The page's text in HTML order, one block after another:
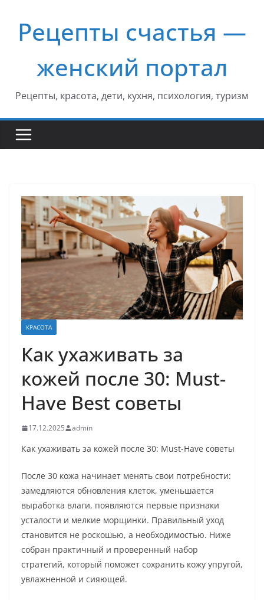
содержимому
Рецепты счастья —
женский портал
Рецепты, красота, дети, кухня, психология, туризм
КРАСОТА
Как ухаживать за
кожей после 30: Must-
Have Best советы
17.12.2025 admin
Как ухаживать за кожей после 30: Must-Have советы
После 30 кожа начинает менять свои потребности:
замедляются обновления клеток, уменьшается
выработка влаги, появляются первые признаки
усталости и мелкие морщинки. Правильный уход
становится не роскошью, а необходимостью. Ниже
собран практичный и проверенный набор
стратегий, который поможет сохранить кожу упругой,
увлажненной и сияющей.